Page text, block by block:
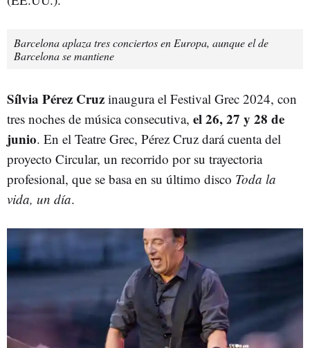
Barcelona aplaza tres conciertos en Europa, aunque el de
Barcelona se mantiene
Sílvia Pérez Cruz inaugura el Festival Grec 2024, con
tres noches de música consecutiva, el 26, 27 y 28 de
junio. En el Teatre Grec, Pérez Cruz dará cuenta del
proyecto Circular, un recorrido por su trayectoria
profesional, que se basa en su último disco Toda la
vida, un día.